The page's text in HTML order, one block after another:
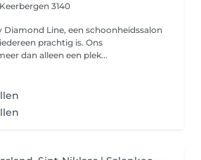
Keerbergen 3140
een schoonheidssalon
prachtig is. Ons
dan alleen een plek...